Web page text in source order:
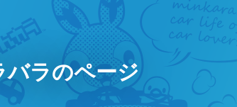
ラのページ